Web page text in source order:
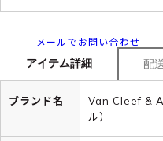
メールでお問い合わせ
アイテム詳細 配
ブランド名
Van Cleef &
ル）